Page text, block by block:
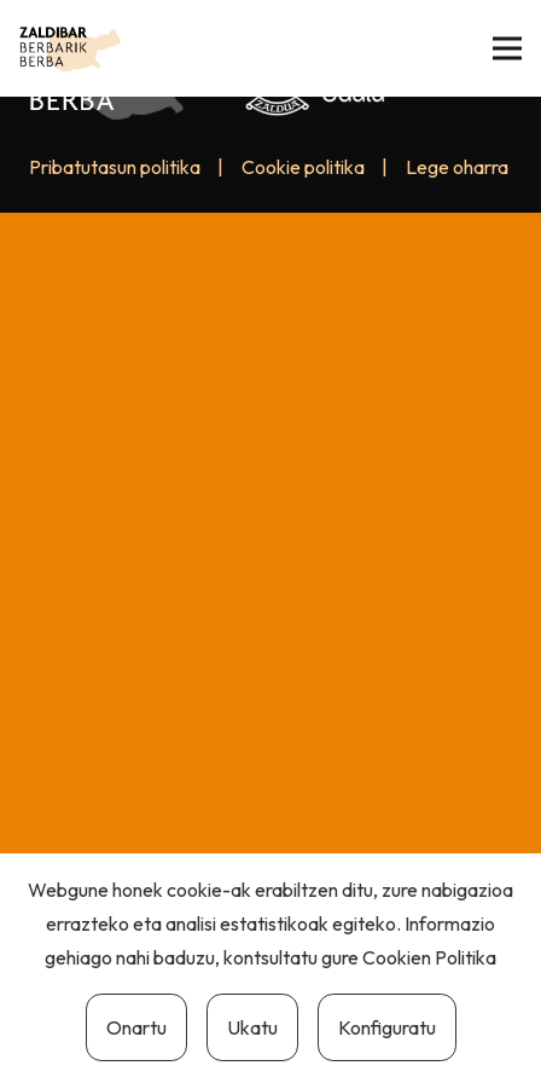
Pribatutasun politika Cookie politika Lege oharra
Webgune honek cookie-ak erabiltzen ditu, zure nabigazioa
errazteko eta analisi estatistikoak egiteko. Informazio
gehiago nahi baduzu, kontsultatu gureCookien Politika
Onartu Ukatu Konfiguratu